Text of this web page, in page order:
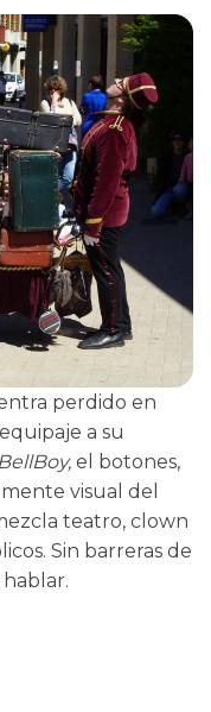
perdido en
a su
el botones,
visual del
teatro, clown
Sin barreras de